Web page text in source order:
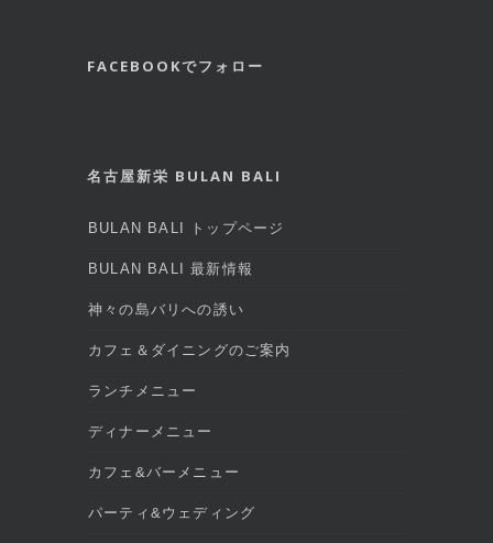
FACEBOOKでフォロー
名古屋新栄 BULAN BALI
BULAN BALI トップページ
BULAN BALI 最新情報
神々の島バリへの誘い
カフェ＆ダイニングのご案内
ランチメニュー
ディナーメニュー
カフェ&バーメニュー
パーティ&ウェディング